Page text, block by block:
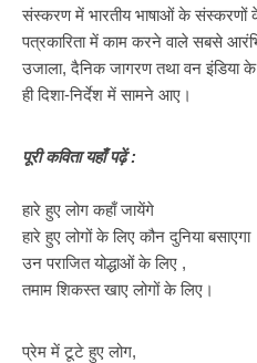
संस्करण में भारतीय भाषाओं के संस्करणों
पत्रकारिता में काम करने वाले सबसे
उजाला, दैनिक जागरण तथा वन
ही दिशा-निर्देश में सामने आए।
पूरी कविता यहाँ पढ़ें :
हारे हुए लोग कहाँ जायेंगे
हारे हुए लोगों के लिए कौन दुनिया बसाएगा
उन पराजित योद्धाओं के लिए ,
तमाम शिकस्त खाए लोगों के लिए।
प्रेम में टूटे हुए लोग,